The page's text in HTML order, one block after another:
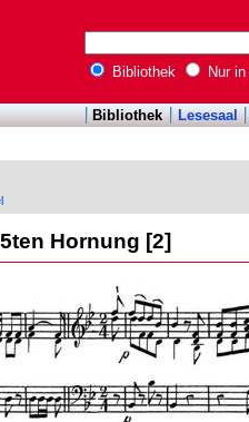
Bibliothek Nur
Bibliothek Lesesaal
Hornung [2]